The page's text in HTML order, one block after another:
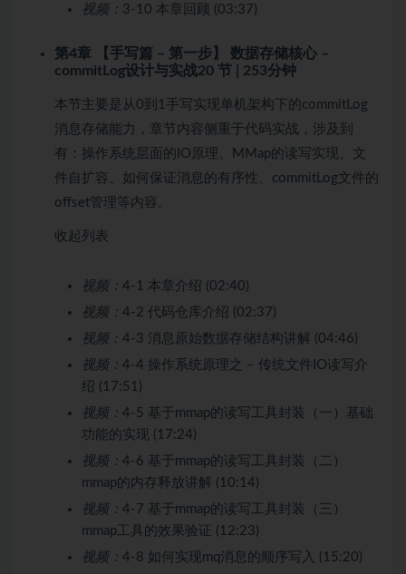
视频： 3-10 本章回顾 (03:37)
第4章 【手写篇 – 第一步】 数据存储核心 –
commitLog设计与实战20 节 | 253分钟
本节主要是从0到1手写实现单机架构下的commitLog
消息存储能力，章节内容侧重于代码实战，涉及到
有：操作系统层面的IO原理、MMap的读写实现、文
件自扩容、如何保证消息的有序性、commitLog文件的
offset管理等内容。
收起列表
视频： 4-1 本章介绍 (02:40)
视频： 4-2 代码仓库介绍 (02:37)
视频： 4-3 消息原始数据存储结构讲解 (04:46)
视频： 4-4 操作系统原理之 – 传统文件IO读写介
绍 (17:51)
视频： 4-5 基于mmap的读写工具封装（一）基础
功能的实现 (17:24)
视频： 4-6 基于mmap的读写工具封装（二）
mmap的内存释放讲解 (10:14)
视频： 4-7 基于mmap的读写工具封装（三）
mmap工具的效果验证 (12:23)
视频： 4-8 如何实现mq消息的顺序写入 (15:20)